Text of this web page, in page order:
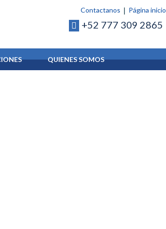
Contactanos Página inicio
+52 777 309 2865
QUIENES SOMOS